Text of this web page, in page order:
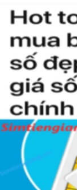
mong muốn được sở
chỉ luôn gặp những
hiện “Đẳng Cấp”
kiện để sở hữu một
người khác cũng sẽ
nào rồi?